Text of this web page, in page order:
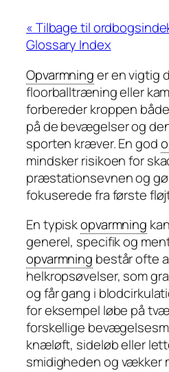
Glossary Index
Opvarmninger en vigtig
floorballtræning eller
forbereder kroppen
på de bevægelser og
sporten kræver. En god
mindsker risikoen for
præstationsevnen og
fokuserede fra første
En typiskopvarmning
generel, specifik og
opvarmning består ofte
helkropsøvelser, som
og får gang i
for eksempel løbe på
forskellige
knæløft, sideløb eller
smidigheden og vækker